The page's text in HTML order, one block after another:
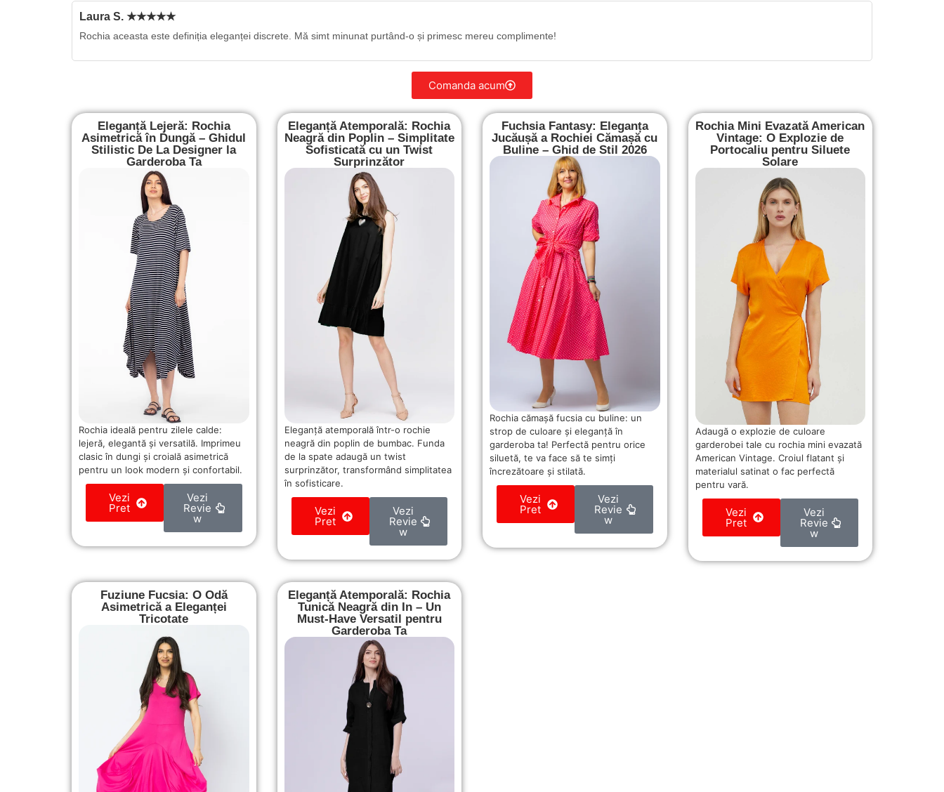
Laura S. ★★★★★
Rochia aceasta este definiția eleganței discrete. Mă simt minunat purtând-o și primesc mereu complimente!
Comanda acum
Eleganță Lejeră: Rochia
Asimetrică în Dungă – Ghidul
Stilistic De La Designer la
Garderoba Ta
Rochia ideală pentru zilele calde:
lejeră, elegantă și versatilă. Imprimeu
clasic în dungi și croială asimetrică
pentru un look modern și confortabil.
Vezi
Pret
Vezi
Revie
w
Eleganță Atemporală: Rochia
Neagră din Poplin – Simplitate
Sofisticată cu un Twist
Surprinzător
Eleganță atemporală într-o rochie
neagră din poplin de bumbac. Funda
de la spate adaugă un twist
surprinzător, transformând simplitatea
în sofisticare.
Vezi
Pret
Vezi
Revie
w
Fuchsia Fantasy: Eleganța
Jucăușă a Rochiei Cămașă cu
Buline – Ghid de Stil 2026
Rochia cămașă fucsia cu buline: un
strop de culoare și eleganță în
garderoba ta! Perfectă pentru orice
siluetă, te va face să te simți
încrezătoare și stilată.
Vezi
Pret
Vezi
Revie
w
Rochia Mini Evazată American
Vintage: O Explozie de
Portocaliu pentru Siluete
Solare
Adaugă o explozie de culoare
garderobei tale cu rochia mini evazată
American Vintage. Croiul flatant și
materialul satinat o fac perfectă
pentru vară.
Vezi
Pret
Vezi
Revie
w
Fuziune Fucsia: O Odă
Asimetrică a Eleganței
Tricotate
Eleganță Atemporală: Rochia
Tunică Neagră din In – Un
Must-Have Versatil pentru
Garderoba Ta